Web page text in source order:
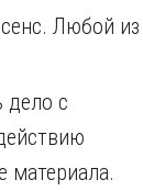
Любой из
дело с
материала.